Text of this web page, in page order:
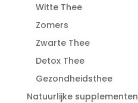
Witte Thee
Zomers
Zwarte Thee
Detox Thee
Gezondheidsthee
Natuurlijke supplementen